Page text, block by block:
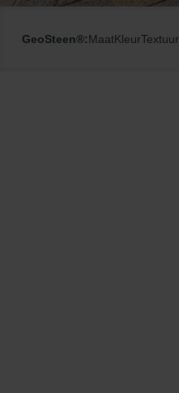
GeoSteen®:MaatKleurTextuur